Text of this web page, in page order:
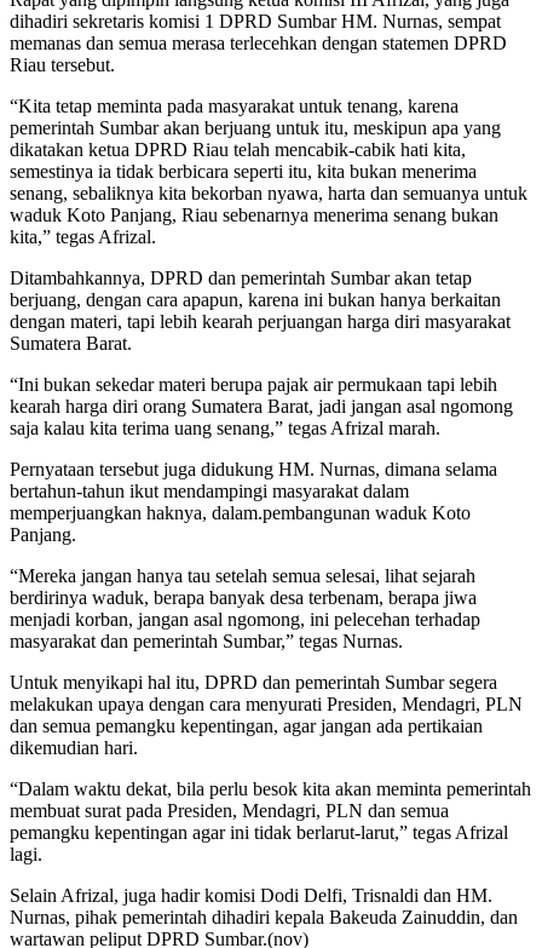
dihadiri sekretaris komisi 1 DPRD Sumbar HM. Nurnas, sempat
memanas dan semua merasa terlecehkan dengan statemen DPRD
Riau tersebut.
“Kita tetap meminta pada masyarakat untuk tenang, karena
pemerintah Sumbar akan berjuang untuk itu, meskipun apa yang
dikatakan ketua DPRD Riau telah mencabik-cabik hati kita,
semestinya ia tidak berbicara seperti itu, kita bukan menerima
senang, sebaliknya kita bekorban nyawa, harta dan semuanya untuk
waduk Koto Panjang, Riau sebenarnya menerima senang bukan
kita,” tegas Afrizal.
Ditambahkannya, DPRD dan pemerintah Sumbar akan tetap
berjuang, dengan cara apapun, karena ini bukan hanya berkaitan
dengan materi, tapi lebih kearah perjuangan harga diri masyarakat
Sumatera Barat.
“Ini bukan sekedar materi berupa pajak air permukaan tapi lebih
kearah harga diri orang Sumatera Barat, jadi jangan asal ngomong
saja kalau kita terima uang senang,” tegas Afrizal marah.
Pernyataan tersebut juga didukung HM. Nurnas, dimana selama
bertahun-tahun ikut mendampingi masyarakat dalam
memperjuangkan haknya, dalam.pembangunan waduk Koto
Panjang.
“Mereka jangan hanya tau setelah semua selesai, lihat sejarah
berdirinya waduk, berapa banyak desa terbenam, berapa jiwa
menjadi korban, jangan asal ngomong, ini pelecehan terhadap
masyarakat dan pemerintah Sumbar,” tegas Nurnas.
Untuk menyikapi hal itu, DPRD dan pemerintah Sumbar segera
melakukan upaya dengan cara menyurati Presiden, Mendagri, PLN
dan semua pemangku kepentingan, agar jangan ada pertikaian
dikemudian hari.
“Dalam waktu dekat, bila perlu besok kita akan meminta pemerintah
membuat surat pada Presiden, Mendagri, PLN dan semua
pemangku kepentingan agar ini tidak berlarut-larut,” tegas Afrizal
lagi.
Selain Afrizal, juga hadir komisi Dodi Delfi, Trisnaldi dan HM.
Nurnas, pihak pemerintah dihadiri kepala Bakeuda Zainuddin, dan
wartawan peliput DPRD Sumbar.(nov)